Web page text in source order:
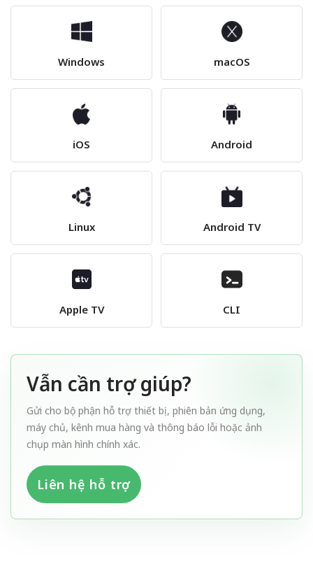
Windows macOS
iOS Android
Linux Android TV
Apple TV CLI
Vẫn cần trợ giúp?
Gửi cho bộ phận hỗ trợ thiết bị, phiên bản ứng dụng,
máy chủ, kênh mua hàng và thông báo lỗi hoặc ảnh
chụp màn hình chính xác.
Liên hệ hỗ trợ